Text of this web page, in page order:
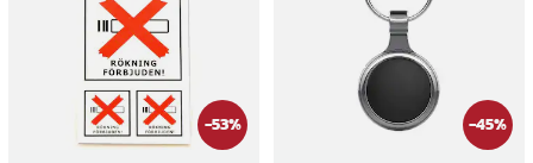
-53% -45%